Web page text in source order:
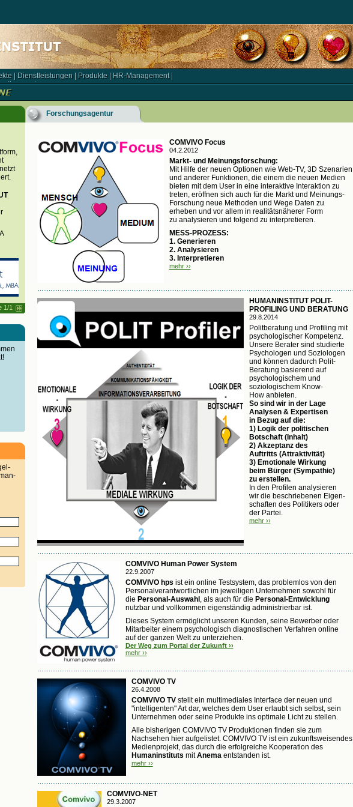
| Dienstleistungen | Produkte | HR-Management |
| Dienstleistungen| Produkte| HR-Management|
Forschungsagentur
1/1
COMVIVO Focus
04.2.2012
Markt- und Meinungsforschung:
Mit Hilfe der neuen Optionen wie Web-TV, 3D Szenarien
und anderer Funktionen, die einem die neuen Medien
bieten mit dem User in eine interaktive Interaktion zu
treten, eröffnen sich auch für die Markt und Meinungs-
Forschung neue Methoden und Wege Daten zu
erheben und vor allem in realitätsnäherer Form
zu analysieren und folgend zu interpretieren.
MESS-PROZESS:
1. Generieren
2. Analysieren
3. Interpretieren
mehr ››
HUMANINSTITUT POLIT-
PROFILING UND BERATUNG
29.8.2014
Politberatung und Profiling mit
psychologischer Kompetenz.
Unsere Berater sind studierte
Psychologen und Soziologen
und können dadurch Polit-
Beratung basierend auf
psychologischem und
soziologischem Know-
How anbieten.
So sind wir in der Lage
Analysen & Expertisen
in Bezug auf die:
1) Logik der politischen
Botschaft (Inhalt)
2) Akzeptanz des
Auftritts (Attraktivität)
3) Emotionale Wirkung
beim Bürger (Sympathie)
zu erstellen.
In den Profilen analysieren
wir die beschriebenen Eigen-
schaften des Politikers oder
der Partei.
mehr ››
COMVIVO Human Power System
22.9.2007
COMVIVO hps ist ein online Testsystem, das problemlos von den
Personalverantwortlichen im jeweiligen Unternehmen sowohl für
die Personal-Auswahl , als auch für die Personal-Entwicklung
nutzbar und vollkommen eigenständig administrierbar ist.
Dieses System ermöglicht unseren Kunden, seine Bewerber oder
Mitarbeiter einem psychologisch diagnostischen Verfahren online
auf der ganzen Welt zu unterziehen.
Der Weg zum Portal der Zukunft ››
mehr ››
COMVIVO TV
26.4.2008
COMVIVO TVstellt ein multimediales Interface der neuen und
"intelligenten" Art dar, welches dem User erlaubt sich selbst, sein
Unternehmen oder seine Produkte ins optimale Licht zu stellen.
Alle bisherigen COMVIVO TV Produktionen finden sie zum
Nachsehen hier aufgelistet. COMVIVO TV ist ein zukunftsweisendes
Medienprojekt, das durch die erfolgreiche Kooperation des
Humaninstituts mitAnemaentstanden ist.
mehr ››
COMVIVO-NET
29.3.2007